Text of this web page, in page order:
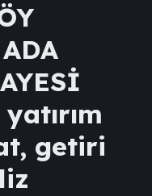
yatırım
getiri